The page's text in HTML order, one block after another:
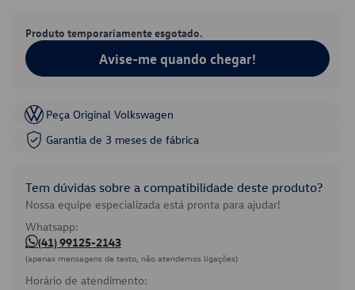
Produto temporariamente esgotado.
Avise-me quando chegar!
Peça Original Volkswagen
Garantia de 3 meses de fábrica
Tem dúvidas sobre a compatibilidade deste produto?
Nossa equipe especializada está pronta para ajudar!
Whatsapp:
(41) 99125-2143
(apenas mensagens de texto, não atendemos ligações)
Horário de atendimento: